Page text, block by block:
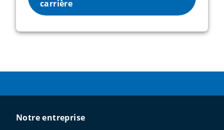
carrière
Notre entreprise